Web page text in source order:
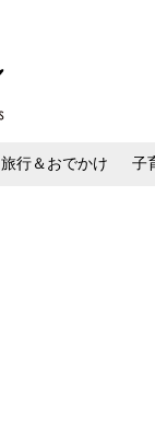
旅行＆おでかけ 子